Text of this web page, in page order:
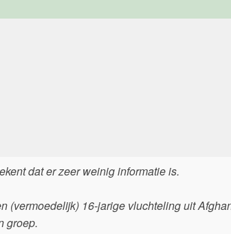
dat er zeer weinig informatie is.
(vermoedelijk) 16-jarige vluchteling uit
groep.